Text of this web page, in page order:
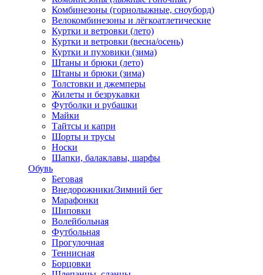
Комбинезоны (горнолыжные, сноуборд)
Велокомбинезоны и лёгкоатлетические
Куртки и ветровки (лето)
Куртки и ветровки (весна/осень)
Куртки и пуховики (зима)
Штаны и брюки (лето)
Штаны и брюки (зима)
Толстовки и джемперы
Жилеты и безрукавки
Футболки и рубашки
Майки
Тайтсы и капри
Шорты и трусы
Носки
Шапки, балаклавы, шарфы
Обувь
Беговая
Внедорожники/Зимний бег
Марафонки
Шиповки
Волейбольная
Футбольная
Прогулочная
Теннисная
Борцовки